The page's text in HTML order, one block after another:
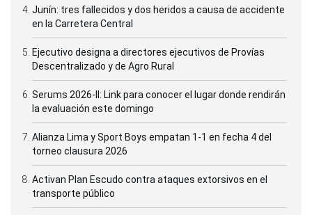
Junín: tres fallecidos y dos heridos a causa de accidente
en la Carretera Central
Ejecutivo designa a directores ejecutivos de Provías
Descentralizado y de Agro Rural
Serums 2026-II: Link para conocer el lugar donde rendirán
la evaluación este domingo
Alianza Lima y Sport Boys empatan 1-1 en fecha 4 del
torneo clausura 2026
Activan Plan Escudo contra ataques extorsivos en el
transporte público